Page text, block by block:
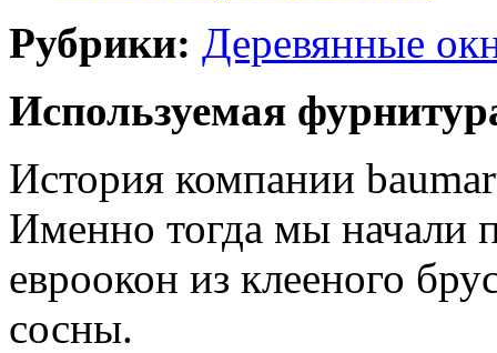
Рубрики: Деревянные
Используемая
История компании
Именно тогда мы начали
евроокон из клееного
сосны.